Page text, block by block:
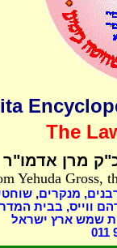
The
מרן
Yehuda Gross,
מנקרים,
ווייס, בבית
שמש ארץ ישראל
011